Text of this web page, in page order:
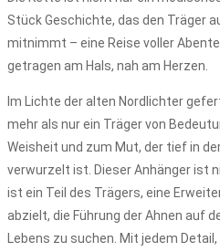
Stück Geschichte, das den Träger
mitnimmt – eine Reise voller
getragen am Hals, nah am Herzen.
Im Lichte der alten Nordlichter
mehr als nur ein Träger von
Weisheit und zum Mut, der tief in
verwurzelt ist. Dieser Anhänger ist
ist ein Teil des Trägers, eine
abzielt, die Führung der Ahnen auf
Lebens zu suchen. Mit jedem